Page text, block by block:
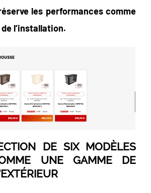
les performances comme
l’installation.
DE SIX MODÈLES
UNE GAMME DE